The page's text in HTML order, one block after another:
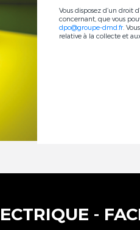
Vous disposez d’un droit
concernant, que vous
dpo@groupe-dmd.fr .
relative à la collecte et
-